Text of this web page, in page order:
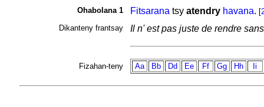
Ohabolana 1 Fitsarana tsy atendry havana. [
Dikanteny frantsay
Il n' est pas juste de rendre
Fizahan-teny Aa Bb Dd Ee Ff Gg Hh Ii